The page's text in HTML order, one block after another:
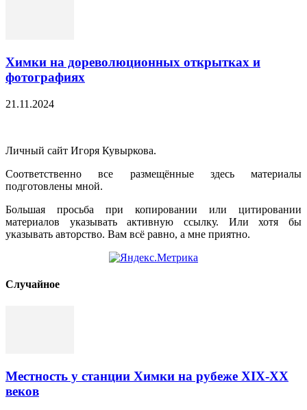
Химки на дореволюционных открытках и
фотографиях
21.11.2024
Личный сайт Игоря Кувыркова.
Соответственно все размещённые здесь материалы
подготовлены мной.
Большая просьба при копировании или цитировании
материалов указывать активную ссылку. Или хотя бы
указывать авторство. Вам всё равно, а мне приятно.
Cлучайное
Местность у станции Химки на рубеже XIX-XX
веков